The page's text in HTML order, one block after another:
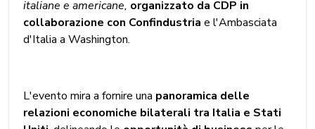
italiane e americane, organizzato da CDP in
collaborazione con Confindustria e l'Ambasciata
d'Italia a Washington.
L'evento mira a fornire una panoramica delle
relazioni economiche bilaterali tra Italia e Stati